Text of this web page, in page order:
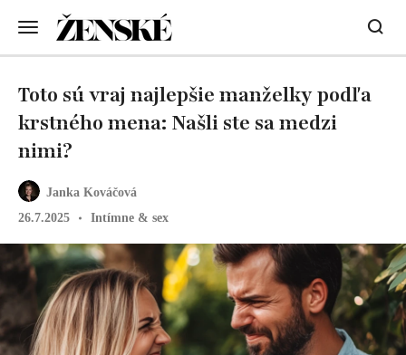
Janka Kováčová
26.7.2025
Intímne & sex
Toto sú vraj najlepšie manželky podľa
krstného mena: Našli ste sa medzi
nimi?